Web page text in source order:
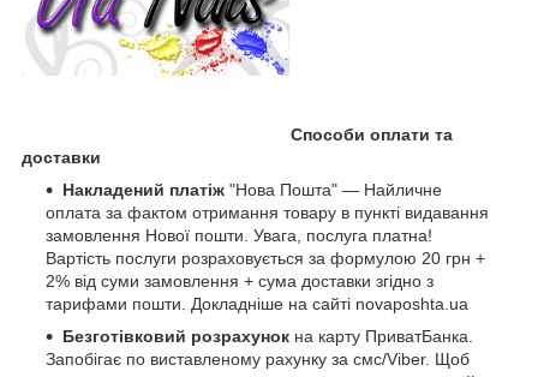
Способи оплати та
доставки
Накладений платіж "Нова Пошта" — Найличне
оплата за фактом отримання товару в пункті видавання
замовлення Нової пошти. Увага, послуга платна!
Вартість послуги розраховується за формулою 20 грн +
2% від суми замовлення + сума доставки згідно з
тарифами пошти. Докладніше на сайті novaposhta.ua
Безготівковий розрахунок на карту ПриватБанка.
Запобігає по виставленому рахунку за смс/Viber. Щоб